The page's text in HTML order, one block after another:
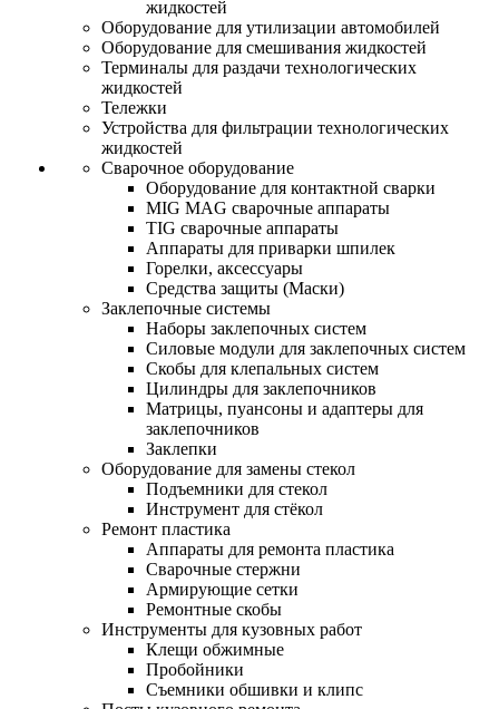
жидкостей
Оборудование для утилизации автомобилей
Оборудование для смешивания жидкостей
Терминалы для раздачи технологических
жидкостей
Тележки
Устройства для фильтрации технологических
жидкостей
Сварочное оборудование
Оборудование для контактной сварки
MIG MAG сварочные аппараты
TIG сварочные аппараты
Аппараты для приварки шпилек
Горелки, аксессуары
Средства защиты (Маски)
Заклепочные системы
Наборы заклепочных систем
Силовые модули для заклепочных систем
Скобы для клепальных систем
Цилиндры для заклепочников
Матрицы, пуансоны и адаптеры для
заклепочников
Заклепки
Оборудование для замены стекол
Подъемники для стекол
Инструмент для стёкол
Ремонт пластика
Аппараты для ремонта пластика
Сварочные стержни
Армирующие сетки
Ремонтные скобы
Инструменты для кузовных работ
Клещи обжимные
Пробойники
Съемники обшивки и клипс